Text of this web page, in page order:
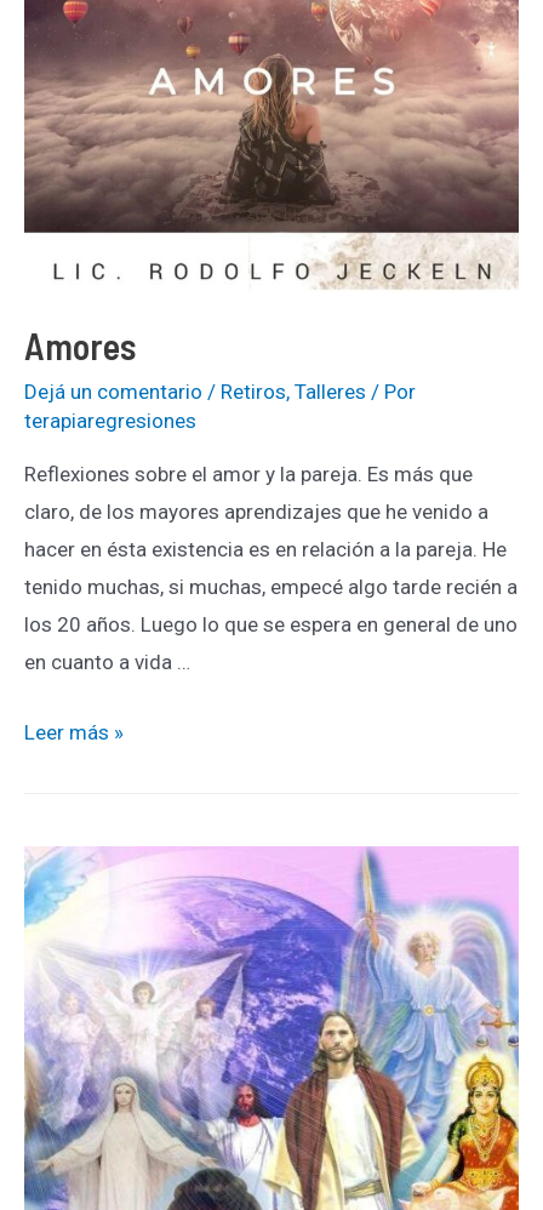
Amores
Dejá un comentario / Retiros, Talleres / Por
terapiaregresiones
Reflexiones sobre el amor y la pareja. Es más que
claro, de los mayores aprendizajes que he venido a
hacer en ésta existencia es en relación a la pareja. He
tenido muchas, si muchas, empecé algo tarde recién a
los 20 años. Luego lo que se espera en general de uno
en cuanto a vida …
Leer más »